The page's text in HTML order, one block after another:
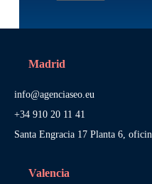
Madrid
info@agenciaseo.eu
+34 910 20 11 41
Santa Engracia 17 Planta 6,
Valencia